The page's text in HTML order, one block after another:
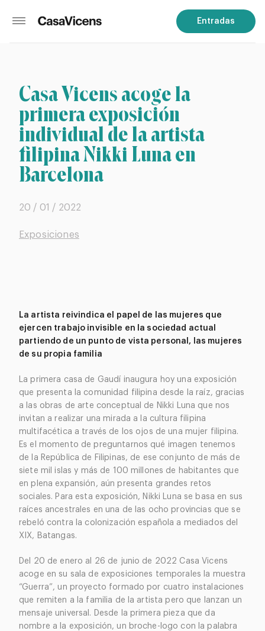
Entradas
Casa Vicens acoge la
primera exposición
individual de la artista
filipina Nikki Luna en
Barcelona
20 / 01 / 2022
Exposiciones
La artista reivindica el papel de las mujeres que
ejercen trabajo invisible en la sociedad actual
partiendo de un punto de vista personal, las mujeres
de su propia familia
La primera casa de Gaudí inaugura hoy una exposición
que presenta la comunidad filipina desde la raíz, gracias
a las obras de arte conceptual de Nikki Luna que nos
invitan a realizar una mirada a la cultura filipina
multifacética a través de los ojos de una mujer filipina.
Es el momento de preguntarnos qué imagen tenemos
de la República de Filipinas, de ese conjunto de más de
siete mil islas y más de 100 millones de habitantes que
en plena expansión, aún presenta grandes retos
sociales. Para esta exposición, Nikki Luna se basa en sus
raíces ancestrales en una de las ocho provincias que se
rebeló contra la colonización española a mediados del
XIX, Batangas.
Del 20 de enero al 26 de junio de 2022 Casa Vicens
acoge en su sala de exposiciones temporales la muestra
“Guerra”, un proyecto formado por cuatro instalaciones
que remiten a la familia de la artista pero que lanzan un
mensaje universal. Desde la primera pieza que da
nombre a la exposición, un broche-logo con la palabra